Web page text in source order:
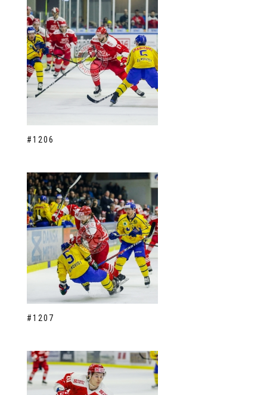
#1206
#1207